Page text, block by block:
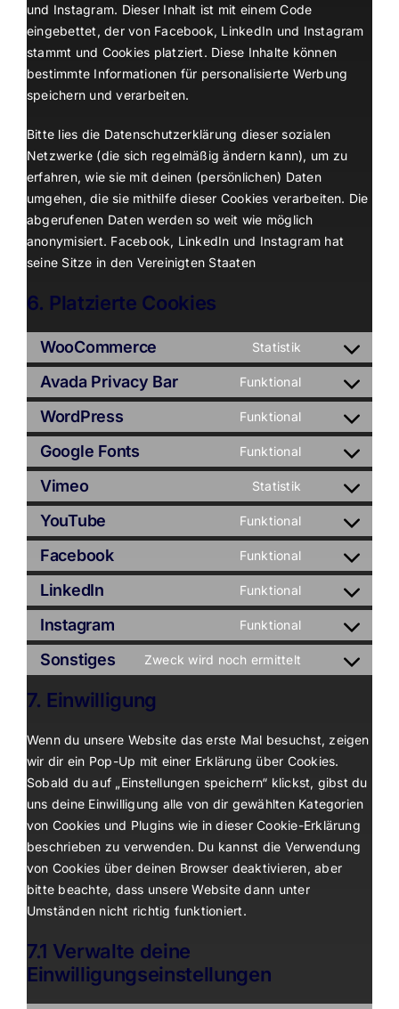
und Instagram. Dieser Inhalt ist mit einem Code
eingebettet, der von Facebook, LinkedIn und Instagram
stammt und Cookies platziert. Diese Inhalte können
bestimmte Informationen für personalisierte Werbung
speichern und verarbeiten.
Bitte lies die Datenschutzerklärung dieser sozialen
Netzwerke (die sich regelmäßig ändern kann), um zu
erfahren, wie sie mit deinen (persönlichen) Daten
umgehen, die sie mithilfe dieser Cookies verarbeiten. Die
abgerufenen Daten werden so weit wie möglich
anonymisiert. Facebook, LinkedIn und Instagram hat
seine Sitze in den Vereinigten Staaten
6. Platzierte Cookies
WooCommerce Statistik
Consent
to
service
woocommerce
Avada Privacy Bar Funktional
Consent
to
service
avada-
bar
WordPress Funktional
Consent
to
service
wordpress
Google Fonts Funktional
Consent
service
google-
Vimeo Statistik
Consent
to
service
vimeo
YouTube Funktional
Consent
to
service
youtube
Facebook Funktional
Consent
to
service
facebook
LinkedIn Funktional
Consent
to
service
linkedin
Instagram Funktional
Consent
service
Sonstiges Zweck wird noch ermittelt
Consent
sonstiges
7. Einwilligung
Wenn du unsere Website das erste Mal besuchst, zeigen
wir dir ein Pop-Up mit einer Erklärung über Cookies.
Sobald du auf „Einstellungen speichern“ klickst, gibst du
uns deine Einwilligung alle von dir gewählten Kategorien
von Cookies und Plugins wie in dieser Cookie-Erklärung
beschrieben zu verwenden. Du kannst die Verwendung
von Cookies über deinen Browser deaktivieren, aber
bitte beachte, dass unsere Website dann unter
Umständen nicht richtig funktioniert.
7.1 Verwalte deine
Einwilligungseinstellungen